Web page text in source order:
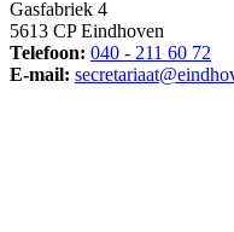
Gasfabriek 4
5613 CP Eindhoven
Telefoon: 040 - 211 60 72
E-mail: